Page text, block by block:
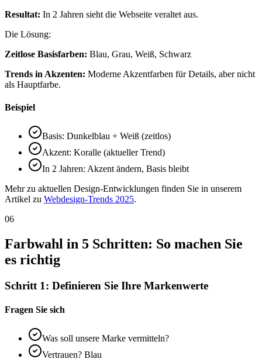
Resultat: In 2 Jahren sieht die Webseite veraltet aus.
Die Lösung:
Zeitlose Basisfarben: Blau, Grau, Weiß, Schwarz
Trends in Akzenten: Moderne Akzentfarben für Details, aber nicht
als Hauptfarbe.
Beispiel
Basis: Dunkelblau + Weiß (zeitlos)
Akzent: Koralle (aktueller Trend)
In 2 Jahren: Akzent ändern, Basis bleibt
Mehr zu aktuellen Design-Entwicklungen finden Sie in unserem
Artikel zu Webdesign-Trends 2025.
06
Farbwahl in 5 Schritten: So machen Sie
es richtig
Schritt 1: Definieren Sie Ihre Markenwerte
Fragen Sie sich
Was soll unsere Marke vermitteln?
Vertrauen? Blau